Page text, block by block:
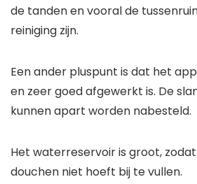
de tanden en vooral de
reiniging zijn.
Een ander pluspunt is dat het
en zeer goed afgewerkt is. De
kunnen apart worden nabesteld.
Het waterreservoir is groot,
douchen niet hoeft bij te vullen.